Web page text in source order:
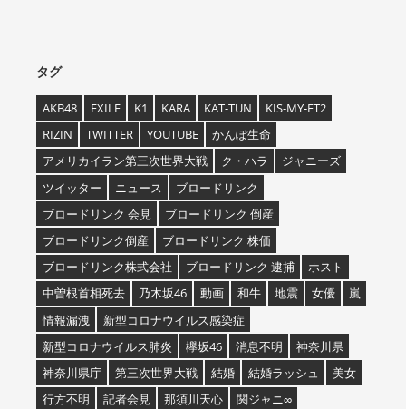
タグ
AKB48 EXILE K1 KARA KAT-TUN
KIS-MY-FT2
RIZIN
TWITTER YOUTUBE
かんぽ生命
アメリカイラン第三次世界大戦
ク・ハラ
ジャニーズ
ツイッター
ニュース
ブロードリンク
ブロードリンク 会見
ブロードリンク 倒産
ブロードリンク倒産
ブロードリンク 株価
ブロードリンク株式会社
ブロードリンク 逮捕
ホスト
中曽根首相死去
乃木坂46 動画 和牛 地震 女優
嵐
情報漏洩
新型コロナウイルス感染症
新型コロナウイルス肺炎
欅坂46 消息不明
神奈川県
神奈川県庁
第三次世界大戦 結婚 結婚ラッシュ
美女
行方不明
記者会見 那須川天心 関ジャニ∞